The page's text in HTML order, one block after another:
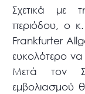
Σχετικά με
περιόδου, ο
Frankfurter
ευκολότερο να
Μετά τον
εμβολιασμού